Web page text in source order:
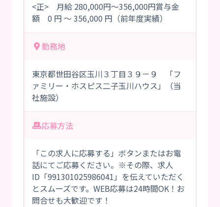
<正> 月給 280,000円～356,000円賞与金
額 0 円 ～ 356,000 円（前年度実績）
勤務地
東京都世田谷区玉川３丁目３９－９ 「フ
ァミリー・ホスピス二子玉川ハウス」（当
社施設）
応募方法
「この求人に応募する」ボタンまたはお電
話にてご応募ください。※その際、求人
ID「991301025986041」を伝えていただく
とスムーズです。WEB応募は24時間OK！お
問合せも大歓迎です！